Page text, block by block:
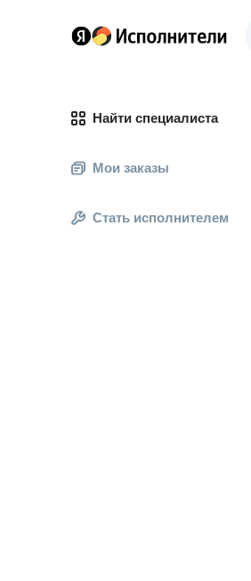
Найти специалиста
Мои заказы
Стать исполнителем